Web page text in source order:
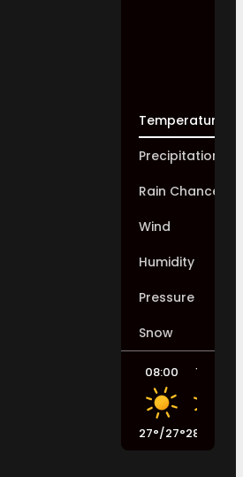
Temperature
Precipitation
Rain Chance
Wind
Humidity
Pressure
Snow
08:00
27°/27°
11:00
28